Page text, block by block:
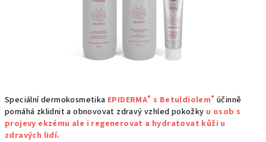
Speciální dermokosmetika EPIDERMA® s Betuldiolem® účinně
pomáhá zklidnit a obnovovat zdravý vzhled pokožky u osob s
projevy ekzému ale i regenerovat a hydratovat kůži u
zdravých lidí.